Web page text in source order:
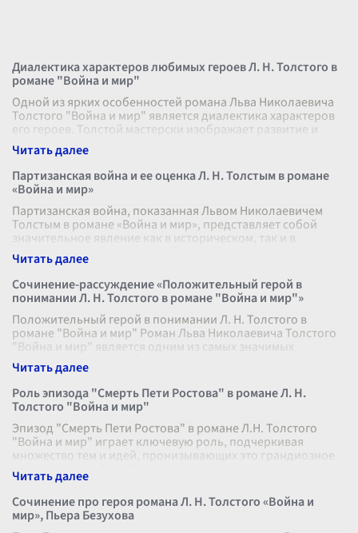
Диалектика характеров любимых героев Л. Н. Толстого в
романе "Война и мир"
Одной из ярких особенностей романа Льва Николаевича
Толстого "Война и мир" является диалектика характеров
его героев. Толстой мастерски изображает развитие и
изменение личности под
Партизанская война и ее оценка Л. Н. Толстым в романе
«Война и мир»
Партизанская война, показанная Львом Николаевичем
Толстым в романе «Война и мир», представляет собой
значительное явление как в историческом, так и в
художественном контексте. Толс
Сочинение-рассуждение «Положительный герой в
понимании Л. Н. Толстого в романе "Война и мир"»
Положительный герой в понимании Л. Н. Толстого в
романе "Война и мир" Роман Льва Николаевича Толстого
"Война и мир" является одним из самых значимых
произведений русской и мировой
Роль эпизода "Смерть Пети Ростова" в романе Л. Н.
Толстого "Война и мир"
Эпизод "Смерть Пети Ростова" в романе Л.Н. Толстого
"Война и мир" играет ключевую роль, подчеркивая
множество тем и идей, пронизывающих это грандиозное
произведение. Петя Ростов, м
Сочинение про героя романа Л. Н. Толстого «Война и
мир», Пьера Безухова